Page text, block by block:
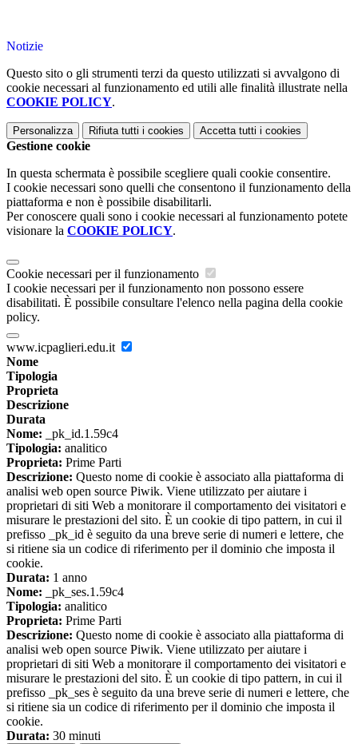
Notizie
Questo sito o gli strumenti terzi da questo utilizzati si avvalgono di
cookie necessari al funzionamento ed utili alle finalità illustrate nella
COOKIE POLICY.
Personalizza Rifiuta tutti i cookies Accetta tutti i cookies
Gestione cookie
In questa schermata è possibile scegliere quali cookie consentire.
I cookie necessari sono quelli che consentono il funzionamento della
piattaforma e non è possibile disabilitarli.
Per conoscere quali sono i cookie necessari al funzionamento potete
visionare la COOKIE POLICY.
Cookie necessari per il funzionamento
I cookie necessari per il funzionamento non possono essere
disabilitati. È possibile consultare l'elenco nella pagina della cookie
policy.
www.icpaglieri.edu.it
Nome
Tipologia
Proprieta
Descrizione
Durata
Nome: _pk_id.1.59c4
Tipologia: analitico
Proprieta: Prime Parti
Descrizione: Questo nome di cookie è associato alla piattaforma di
analisi web open source Piwik. Viene utilizzato per aiutare i
proprietari di siti Web a monitorare il comportamento dei visitatori e
misurare le prestazioni del sito. È un cookie di tipo pattern, in cui il
prefisso _pk_id è seguito da una breve serie di numeri e lettere, che
si ritiene sia un codice di riferimento per il dominio che imposta il
cookie.
Durata: 1 anno
Nome: _pk_ses.1.59c4
Tipologia: analitico
Proprieta: Prime Parti
Descrizione: Questo nome di cookie è associato alla piattaforma di
analisi web open source Piwik. Viene utilizzato per aiutare i
proprietari di siti Web a monitorare il comportamento dei visitatori e
misurare le prestazioni del sito. È un cookie di tipo pattern, in cui il
prefisso _pk_ses è seguito da una breve serie di numeri e lettere, che
si ritiene sia un codice di riferimento per il dominio che imposta il
cookie.
Durata: 30 minuti